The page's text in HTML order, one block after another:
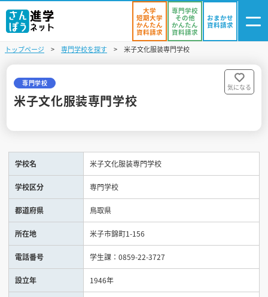
資料リスト
進学イベント
入試・受験入門
お役立ち情報
大学
短期大学
かんたん
資料請求
専門学校
その他
かんたん
資料請求
おまかせ
資料請求
トップページ 専門学校を探す 米子文化服装専門学校
専門学校
米子文化服装専門学校
気になる
学校名 米子文化服装専門学校
学校区分 専門学校
都道府県 鳥取県
所在地 米子市錦町1-156
電話番号 学生課：0859-22-3727
設立年 1946年